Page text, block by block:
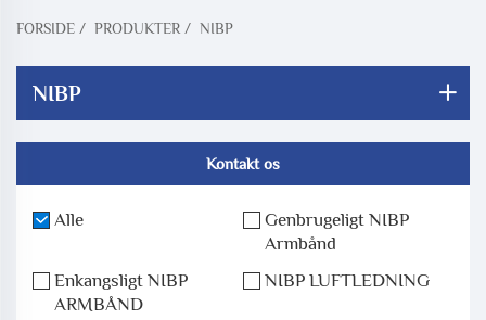
FORSIDE / PRODUKTER / NIBP
NIBP
Kontakt os
Alle
Genbrugeligt NIBP
Armbånd
Enkangsligt NIBP
ARMBÅND
NIBP LUFTLEDNING